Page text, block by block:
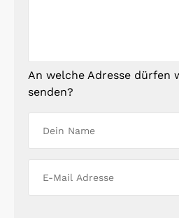
An welche Adresse dürfen
senden?